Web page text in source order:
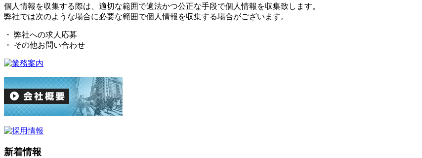
個人情報を収集する際は、適切な範囲で適法かつ公正な手段で個人情報を収集致します。
弊社では次のような場合に必要な範囲で個人情報を収集する場合がございます。
・ 弊社への求人応募
・ その他お問い合わせ
新着情報